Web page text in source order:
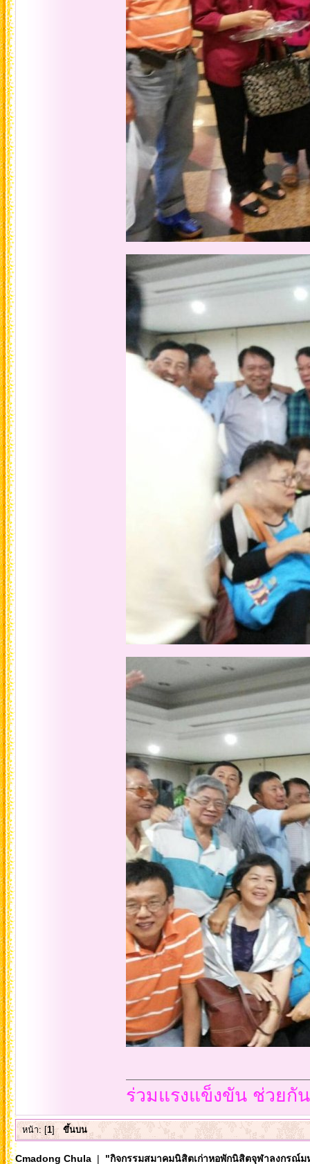
ร่วมแรงแข็งขัน ช่วย
หน้า: [1] ขึ้นบน
Cmadong Chula| "กิจกรรมสมาคมนิสิตเก่าหอพักนิสิตจุฬาลงกรณ์ม